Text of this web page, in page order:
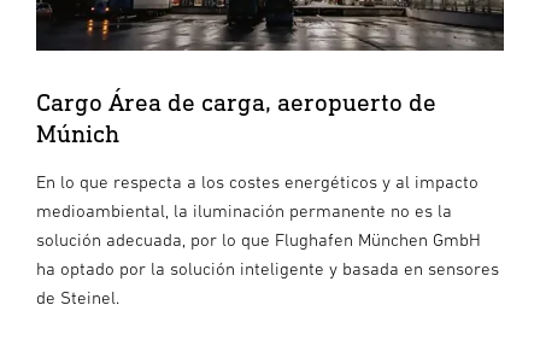
Cargo Área de carga, aeropuerto de
Múnich
En lo que respecta a los costes energéticos y al impacto
medioambiental, la iluminación permanente no es la
solución adecuada, por lo que Flughafen München GmbH
ha optado por la solución inteligente y basada en sensores
de Steinel.